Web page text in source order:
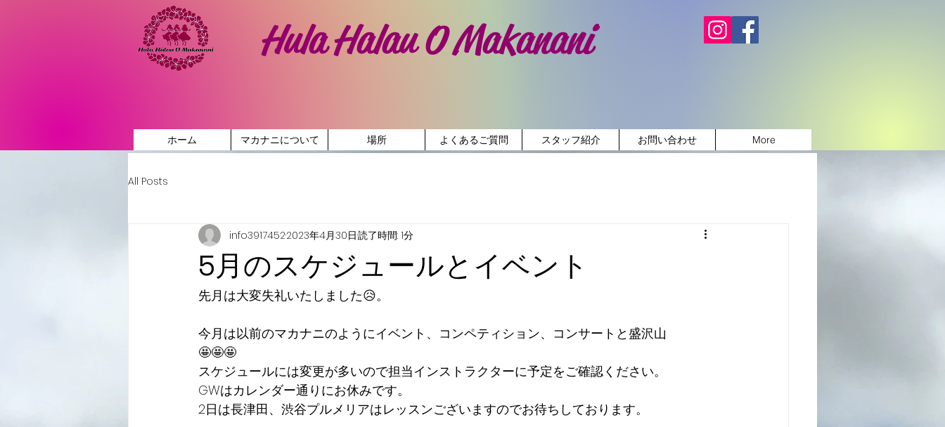
Hula Halau O Makanani
ホーム マカナニについて 場所 よくあるご質問 スタッフ紹介 お問い合わせ More
All Posts
5月のスケジュールとイベント
info39174522023年4月30日読了時間: 1分
先月は大変失礼いたしました😥。
今月は以前のマカナニのようにイベント、コンペティション、コンサートと盛沢山
🤩🤩🤩
スケジュールには変更が多いので担当インストラクターに予定をご確認ください。
GWはカレンダー通りにお休みです。
2日は長津田、渋谷プルメリアはレッスンございますのでお待ちしております。